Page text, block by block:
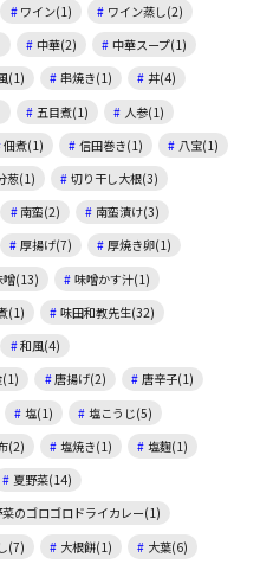
ワイン(1)
ワイン蒸し(2)
中華(2)
中華スープ(1)
(1) 串焼き(1)
丼(4)
五目煮(1)
人参(1)
佃煮(1) 信田巻き(1)
八宝(1)
葱(1)
切り干し大根(3)
南蛮(2)
南蛮漬け(3)
厚揚げ(7)
厚焼き卵(1)
噌(13)
味噌かす汁(1)
(1)
味田和教先生(32)
和風(4)
(1) 唐揚げ(2)
唐辛子(1)
塩(1)
塩こうじ(5)
(2) 塩焼き(1)
塩麴(1)
夏野菜(14)
菜のゴロゴロドライカレー(1)
(7) 大根餅(1)
大葉(6)